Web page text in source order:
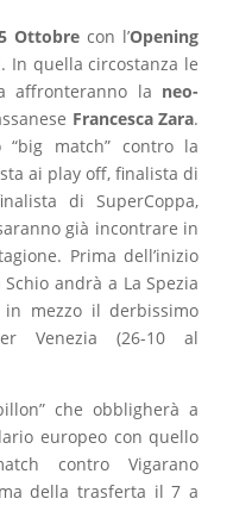
Ottobre con l’Opening
quella circostanza le
affronteranno la neo-
Francesca Zara.
“big match” contro la
ai play off, finalista di
di SuperCoppa,
già incontrare in
Prima dell’inizio
Schio andrà a La Spezia
in mezzo il derbissimo
Venezia (26-10 al
che obbligherà a
europeo con quello
contro Vigarano
della trasferta il 7 a